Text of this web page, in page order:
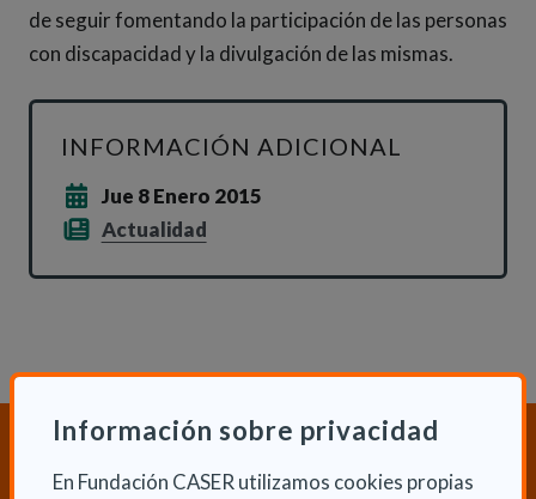
Información sobre privacidad
En Fundación CASER utilizamos cookies propias
de seguir fomentando la participación de las personas
con discapacidad y la divulgación de las mismas.
INFORMACIÓN ADICIONAL
Jue 8 Enero 2015
Actualidad
¿Necesitas orientación sobre
Dependencia y Discapacidad?